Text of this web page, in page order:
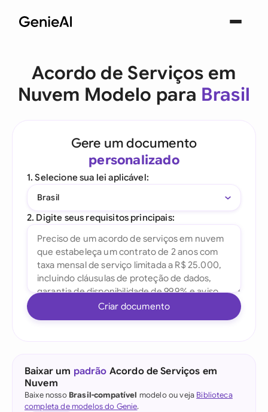
Acordo de Serviços em
Nuvem Modelo para Brasil
Gere um documento
personalizado
1. Selecione sua lei aplicável:
Brasil
2. Digite seus requisitos principais:
Criar documento
Baixar um padrão Acordo de Serviços em
Nuvem
Baixe nosso Brasil-compatível modelo ou veja Biblioteca
completa de modelos do Genie.